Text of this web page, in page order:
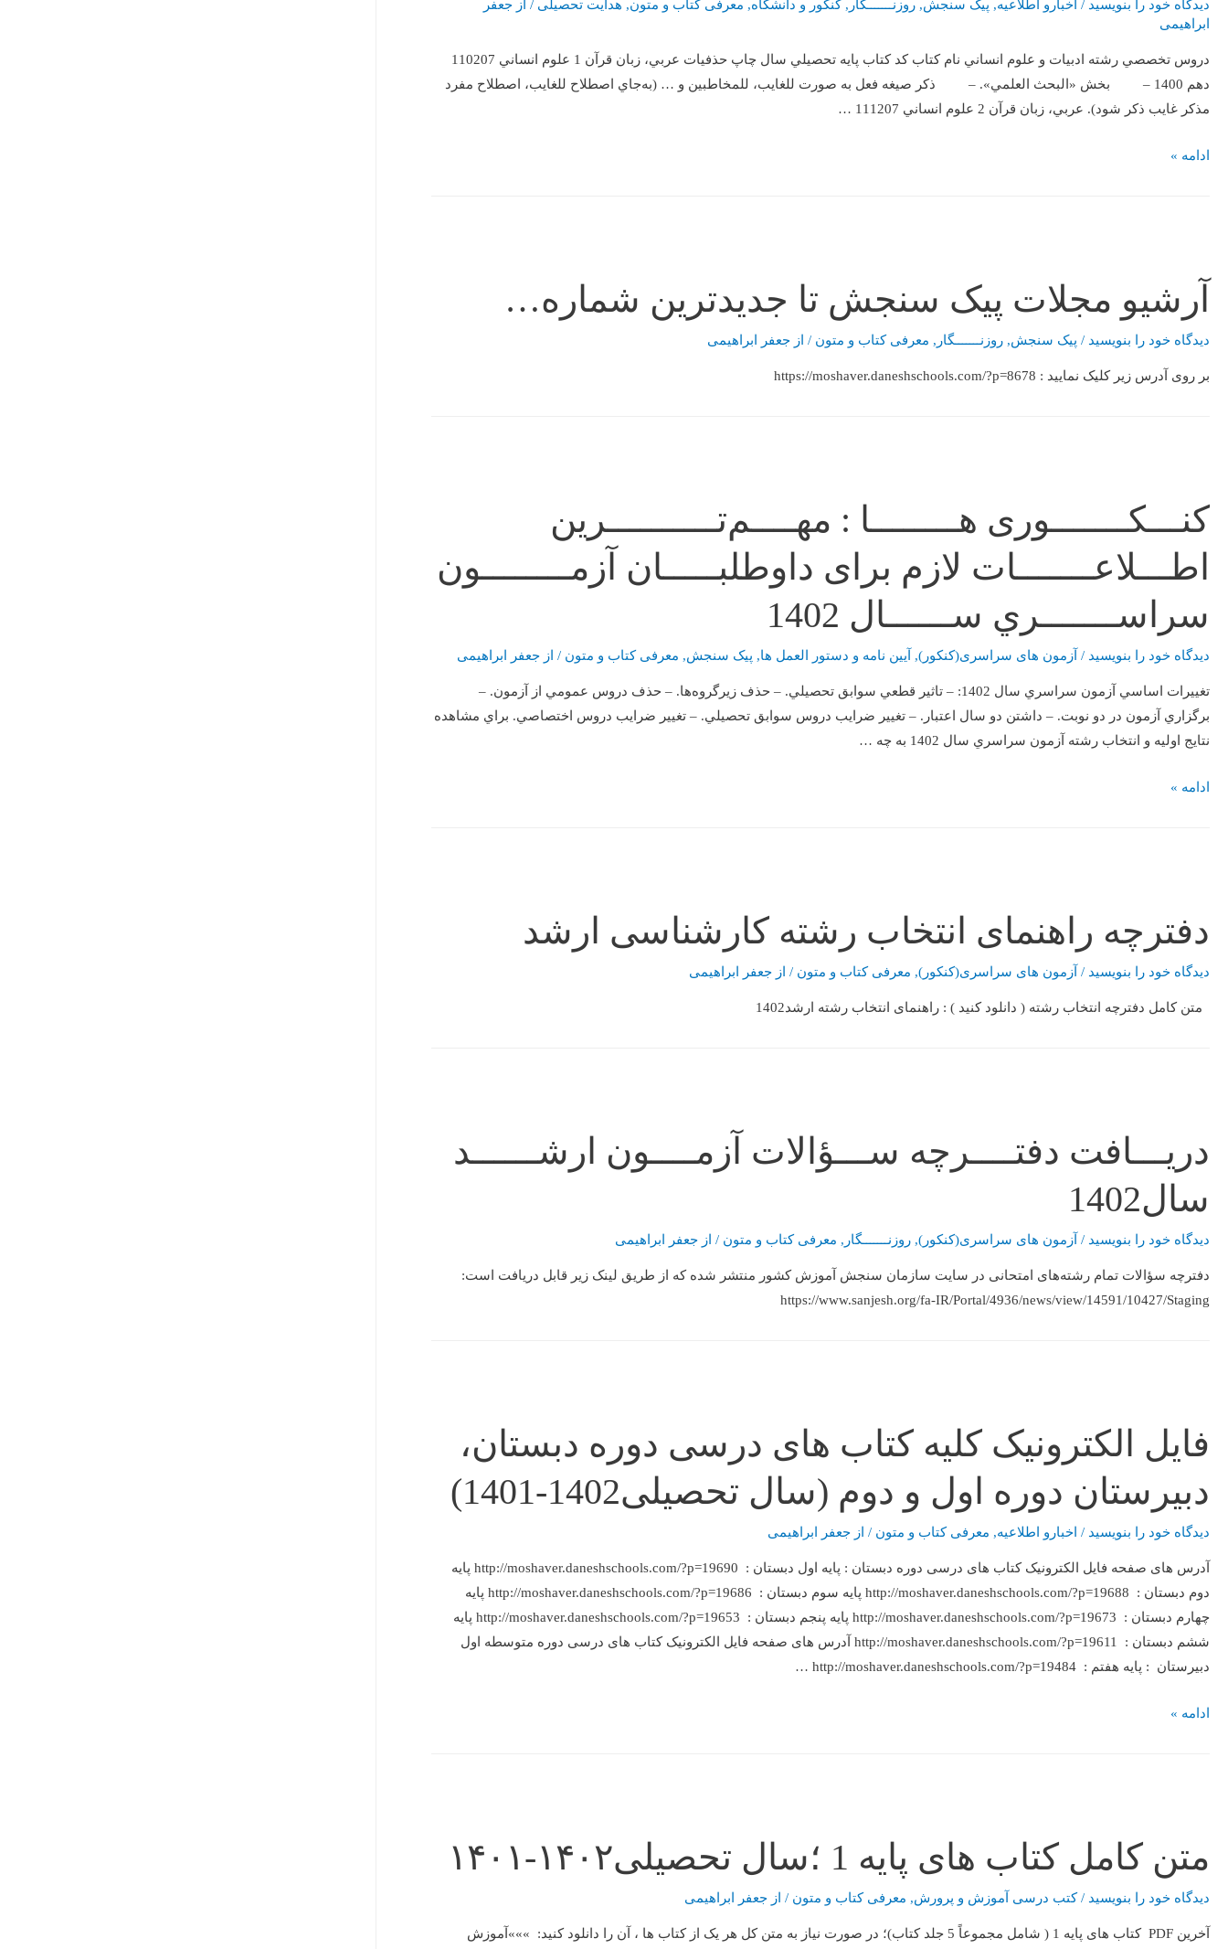
دیدگاه‌ خود را بنویسید / اخبارو اطلاعیه, پیک سنجش, روزنـــــــگار ,کنکور و دانشگاه, معرفی کتاب و متون, هدایت تحصیلی / از جعفر
ابراهیمی
دروس تخصصي رشته ادبيات و علوم انساني نام کتاب کد کتاب پايه تحصيلي سال چاپ حذفيات عربي، زبان قرآن 1 علوم انساني 110207
دهم 1400 – بخش «البحث العلمي». – ذکر صيغه فعل به صورت للغايب، للمخاطبين و … (به‌جاي اصطلاح للغايب، اصطلاح مفرد
مذکر غايب ذکر شود). عربي، زبان قرآن 2 علوم انساني 111207 …
ادامه »
آرشیو مجلات پیک سنجش تا جدیدترین شماره…
دیدگاه‌ خود را بنویسید / پیک سنجش, روزنـــــــگار , معرفی کتاب و متون / از جعفر ابراهیمی
بر روی آدرس زیر کلیک نمایید : https://moshaver.daneshschools.com/?p=8678
کنـــکـــــــوری هــــــــا : مهــــم‌تــــــــــرين
اطـــلاعـــــــات لازم برای داوطلبـــــان آزمــــــــون
سراســـــــري ســــــال 1402
دیدگاه‌ خود را بنویسید / آزمون های سراسری(کنکور), آیین نامه و دستور العمل ها, پیک سنجش, معرفی کتاب و متون / از جعفر ابراهیمی
تغييرات اساسي آزمون سراسري سال 1402: – تاثير قطعي سوابق تحصيلي. – حذف زيرگروه‌ها. – حذف دروس عمومي از آزمون. –
برگزاري آزمون در دو نوبت. – داشتن دو سال اعتبار. – تغيير ضرايب دروس سوابق تحصيلي. – تغيير ضرايب دروس اختصاصي. براي مشاهده
نتايج اوليه و انتخاب رشته آزمون سراسري سال 1402 به چه …
ادامه »
دفترچه راهنمای انتخاب رشته کارشناسی ارشد
دیدگاه‌ خود را بنویسید / آزمون های سراسری(کنکور), معرفی کتاب و متون / از جعفر ابراهیمی
متن کامل دفترچه انتخاب رشته ( دانلود کنید ) : راهنمای انتخاب رشته ارشد1402
دریـــافت دفتــــرچه ســـؤالات آزمــــون ارشــــــد
سال1402
دیدگاه‌ خود را بنویسید / آزمون های سراسری(کنکور), روزنـــــــگار , معرفی کتاب و متون / از جعفر ابراهیمی
دفترچه سؤالات تمام رشته‌های امتحانی در سایت سازمان سنجش آموزش کشور منتشر شده که از طریق لینک‌ زیر قابل دریافت است:
https://www.sanjesh.org/fa-IR/Portal/4936/news/view/14591/10427/Staging
فایل الکترونیک کلیه کتاب های درسی دوره دبستان،
دبیرستان دوره اول و دوم (سال تحصیلی1402-1401)
دیدگاه‌ خود را بنویسید / اخبارو اطلاعیه, معرفی کتاب و متون / از جعفر ابراهیمی
آدرس های صفحه فایل الکترونیک کتاب های درسی دوره دبستان : پایه اول دبستان : http://moshaver.daneshschools.com/?p=19690 پایه
دوم دبستان : http://moshaver.daneshschools.com/?p=19688 پایه سوم دبستان : http://moshaver.daneshschools.com/?p=19686 پایه
چهارم دبستان : http://moshaver.daneshschools.com/?p=19673 پایه پنجم دبستان : http://moshaver.daneshschools.com/?p=19653 پایه
ششم دبستان : http://moshaver.daneshschools.com/?p=19611 آدرس های صفحه فایل الکترونیک کتاب های درسی دوره متوسطه اول
دبیرستان : پایه هفتم : http://moshaver.daneshschools.com/?p=19484 …
ادامه »
متن کامل کتاب های پایه 1 ؛سال تحصیلی۱۴۰۲-۱۴۰۱
دیدگاه‌ خود را بنویسید /کتب درسی آموزش و پرورش, معرفی کتاب و متون / از جعفر ابراهیمی
آخرین PDF کتاب های پایه 1 ( شامل مجموعاً 5 جلد کتاب)؛ در صورت نیاز به متن کل هر یک از کتاب ها ، آن را دانلود کنید: »»»آموزش